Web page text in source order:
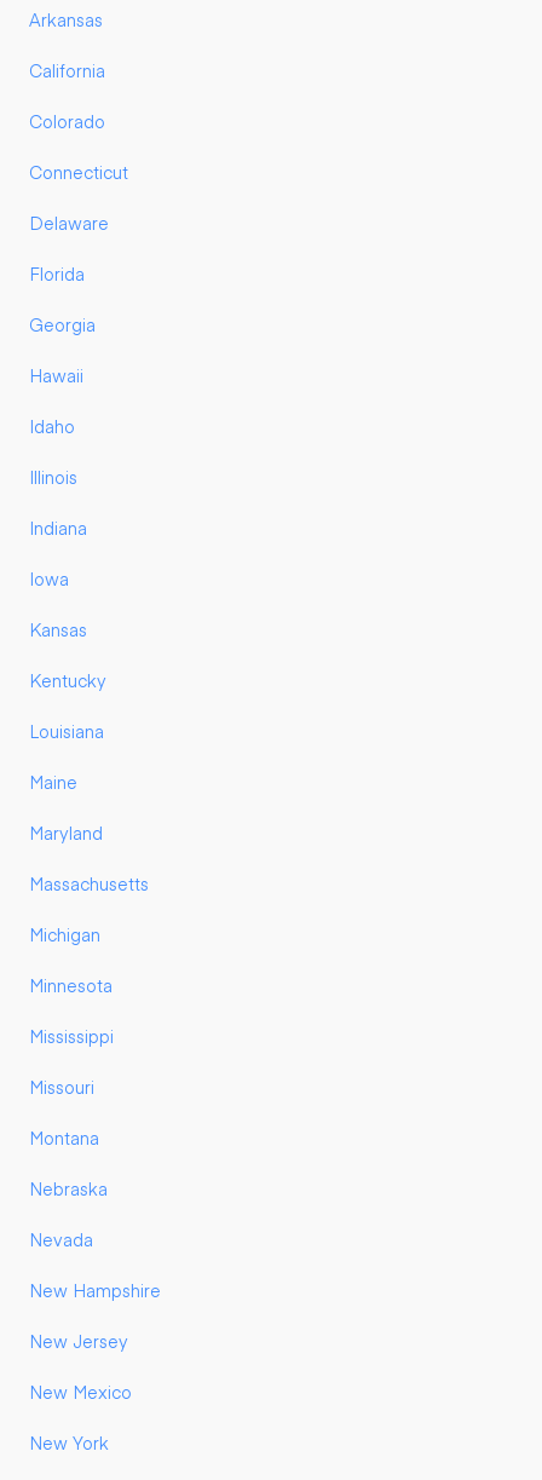
Arkansas
California
Colorado
Connecticut
Delaware
Florida
Georgia
Hawaii
Idaho
Illinois
Indiana
Iowa
Kansas
Kentucky
Louisiana
Maine
Maryland
Massachusetts
Michigan
Minnesota
Mississippi
Missouri
Montana
Nebraska
Nevada
New Hampshire
New Jersey
New Mexico
New York